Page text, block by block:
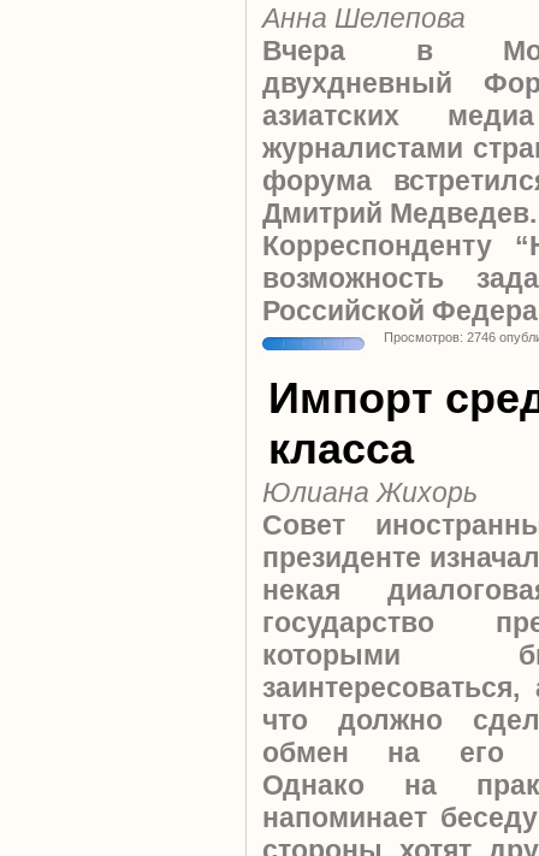
Анна Шелепова
Вчера в
двухдневный
азиатских
журналистами
форума
Дмитрий Медведев.
Корреспонденту
возможность
Российской
Просмотров: 2746
Импорт
класса
Юлиана Жихорь
Совет
президенте
некая
государство
которыми
что должно
обмен на его
Однако на
напоминает